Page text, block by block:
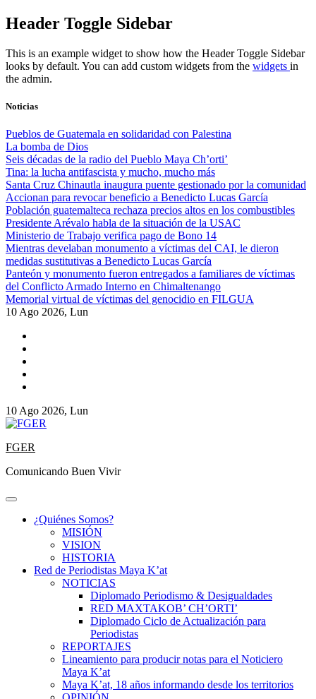
Skip
to
Header Toggle Sidebar
This is an example widget to show how the Header Toggle Sidebar
looks by default. You can add custom widgets from the widgets in
the admin.
Noticias
Pueblos de Guatemala en solidaridad con Palestina
La bomba de Dios
Seis décadas de la radio del Pueblo Maya Ch’orti’
Tina: la lucha antifascista y mucho, mucho más
Santa Cruz Chinautla inaugura puente gestionado por la comunidad
Accionan para revocar beneficio a Benedicto Lucas García
Población guatemalteca rechaza precios altos en los combustibles
Presidente Arévalo habla de la situación de la USAC
Ministerio de Trabajo verifica pago de Bono 14
Mientras develaban monumento a víctimas del CAI, le dieron
medidas sustitutivas a Benedicto Lucas García
Panteón y monumento fueron entregados a familiares de víctimas
del Conflicto Armado Interno en Chimaltenango
Memorial virtual de víctimas del genocidio en FILGUA
10 Ago 2026, Lun
10 Ago 2026, Lun
FGER
Comunicando Buen Vivir
¿Quiénes Somos?
MISIÓN
VISION
HISTORIA
Red de Periodistas Maya K’at
NOTICIAS
Diplomado Periodismo & Desigualdades
RED MAXTAKOB’ CH’ORTI’
Diplomado Ciclo de Actualización para
Periodistas
REPORTAJES
Lineamiento para producir notas para el Noticiero
Maya K’at
Maya K’at, 18 años informando desde los territorios